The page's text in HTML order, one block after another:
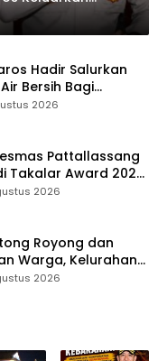
Hadir Salurkan
Bersih Bagi
Terdampak Krisis
2026
Pattallassang
Takalar Award 2026,
Hadirkan
2026
Royong dan
Warga, Kelurahan
Bintang
2026